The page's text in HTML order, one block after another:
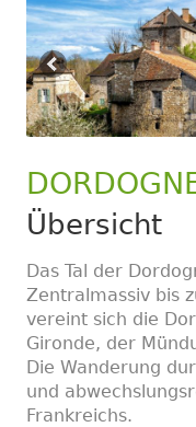
Übersicht
Das Tal der
Zentralmassiv bis
vereint sich die
Gironde, der
Die Wanderung
und
Frankreichs.